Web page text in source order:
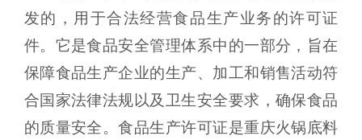
发的，用于合法经营食品生产业务的许可证
件。它是食品安全管理体系中的一部分，旨在
保障食品生产企业的生产、加工和销售活动符
合国家法律法规以及卫生安全要求，确保食品
的质量安全。食品生产许可证是重庆火锅底料